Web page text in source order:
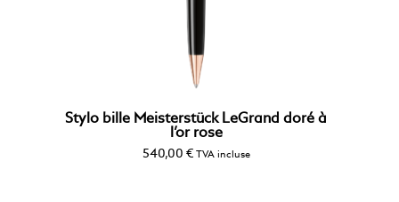
Stylo bille Meisterstück LeGrand doré à
l’or rose
540,00 € TVA incluse